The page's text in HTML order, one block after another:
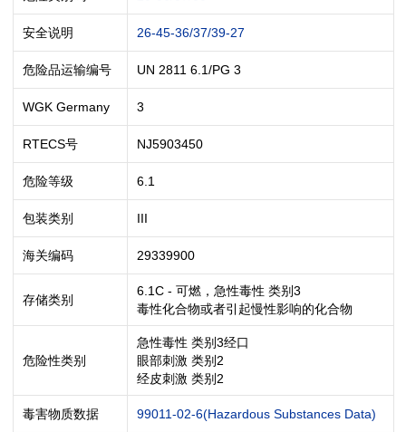
安全说明 26-45-36/37/39-27
危险品运输编号 UN 2811 6.1/PG 3
WGK Germany 3
RTECS号 NJ5903450
危险等级 6.1
包装类别 III
海关编码 29339900
存储类别
6.1C - 可燃，急性毒性 类别3
毒性化合物或者引起慢性影响的化合物
危险性类别
急性毒性 类别3经口
眼部刺激 类别2
经皮刺激 类别2
毒害物质数据 99011-02-6(Hazardous Substances Data)